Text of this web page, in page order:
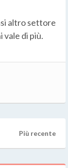
altro settore
vale di più.
Più recente